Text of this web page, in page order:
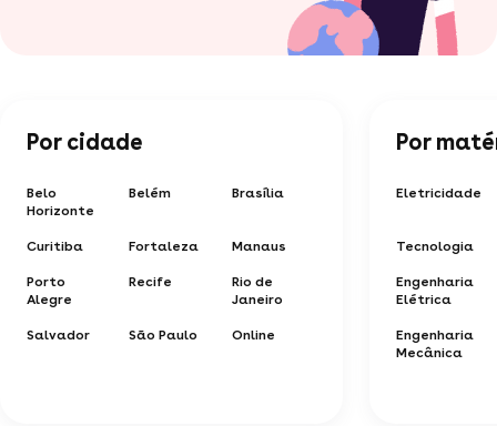
Por cidade
Belo
Horizonte
Belém Brasília
Curitiba Fortaleza Manaus
Porto
Alegre
Recife
Rio de
Janeiro
Salvador São Paulo Online
Por
Eletricidade
Tecnologia
Engenharia
Elétrica
Engenharia
Mecânica